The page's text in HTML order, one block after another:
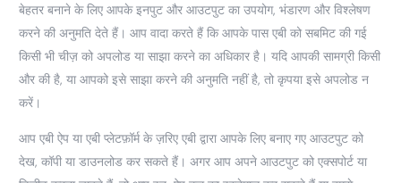
बेहतर बनाने के लिए आपके इनपुट और आउटपुट का उपयोग, भंडारण और विश्लेषण
करने की अनुमति देते हैं। आप वादा करते हैं कि आपके पास एबी को सबमिट की गई
किसी भी चीज़ को अपलोड या साझा करने का अधिकार है। यदि आपकी सामग्री किसी
और की है, या आपको इसे साझा करने की अनुमति नहीं है, तो कृपया इसे अपलोड न
करें।
आप एबी ऐप या एबी प्लेटफ़ॉर्म के ज़रिए एबी द्वारा आपके लिए बनाए गए आउटपुट को
देख, कॉपी या डाउनलोड कर सकते हैं। अगर आप अपने आउटपुट को एक्सपोर्ट या